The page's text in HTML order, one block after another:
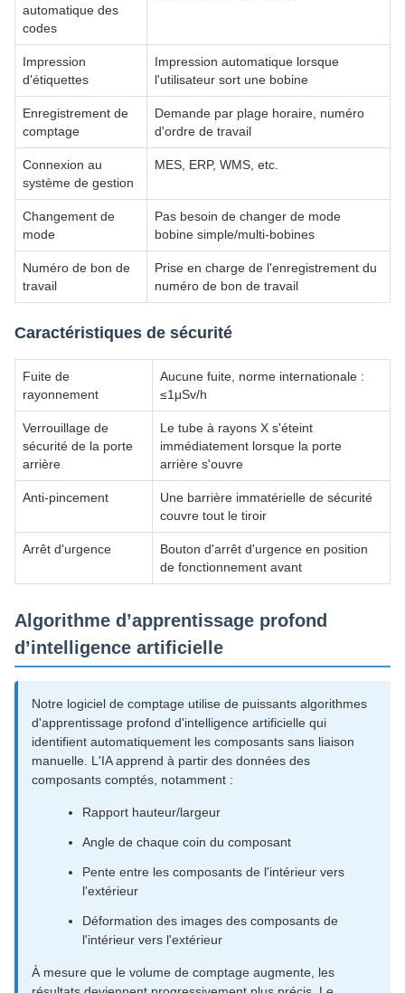
automatique des
codes
Impression
d'étiquettes
Impression automatique lorsque
l'utilisateur sort une bobine
Enregistrement de
comptage
Demande par plage horaire, numéro
d'ordre de travail
Connexion au
système de gestion
MES, ERP, WMS, etc.
Changement de
mode
Pas besoin de changer de mode
bobine simple/multi-bobines
Numéro de bon de
travail
Prise en charge de l'enregistrement du
numéro de bon de travail
Caractéristiques de sécurité
Fuite de
rayonnement
Aucune fuite, norme internationale :
≤1μSv/h
Verrouillage de
sécurité de la porte
arrière
Le tube à rayons X s'éteint
immédiatement lorsque la porte
arrière s'ouvre
Anti-pincement
Une barrière immatérielle de sécurité
couvre tout le tiroir
Arrêt d'urgence
Bouton d'arrêt d'urgence en position
de fonctionnement avant
Algorithme d’apprentissage profond
d’intelligence artificielle
Notre logiciel de comptage utilise de puissants algorithmes
d'apprentissage profond d'intelligence artificielle qui
identifient automatiquement les composants sans liaison
manuelle. L'IA apprend à partir des données des
composants comptés, notamment :
Rapport hauteur/largeur
Angle de chaque coin du composant
Pente entre les composants de l'intérieur vers
l'extérieur
Déformation des images des composants de
l'intérieur vers l'extérieur
À mesure que le volume de comptage augmente, les